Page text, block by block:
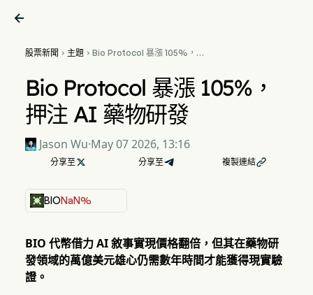

股票新聞  主題 Bio Protocol 暴漲 105%，
Bio Protocol 暴漲 105%，
押注 AI 藥物研發
Jason Wu·May 07 2026, 13:16
分享至  分享至 複製連結
BIONaN%
BIO 代幣借力 AI 敘事實現價格翻倍，但其在藥物研
發領域的萬億美元雄心仍需數年時間才能獲得現實驗
證。